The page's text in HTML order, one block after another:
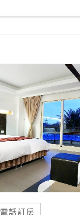
電話訂房